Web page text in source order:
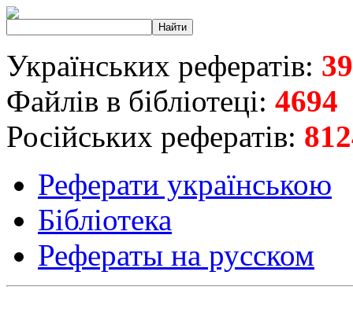
Українських рефератів:
Файлів в бібліотеці: 4694
Російських рефератів:
Реферати українською
Бібліотека
Рефераты на русском